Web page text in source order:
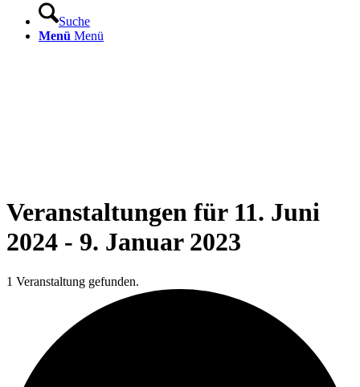
Suche
Menü Menü
Veranstaltungen für 11. Juni
2024 - 9. Januar 2023
1 Veranstaltung gefunden.